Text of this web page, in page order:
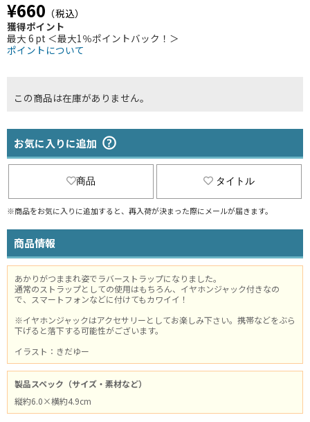
¥660 （税込）
獲得ポイント
最大 6 pt ＜最大1％ポイントバック！＞
ポイントについて
この商品は在庫がありません。
お気に入りに追加
商品 タイトル
※商品をお気に入りに追加すると、再入荷が決まった際にメールが届きます。
商品情報
あかりがつままれ姿でラバーストラップになりました。
通常のストラップとしての使用はもちろん、イヤホンジャック付きなの
で、スマートフォンなどに付けてもカワイイ！
※イヤホンジャックはアクセサリーとしてお楽しみ下さい。携帯などをぶら
下げると落下する可能性がございます。
イラスト：きだゆー
製品スペック（サイズ・素材など）
縦約6.0×横約4.9cm